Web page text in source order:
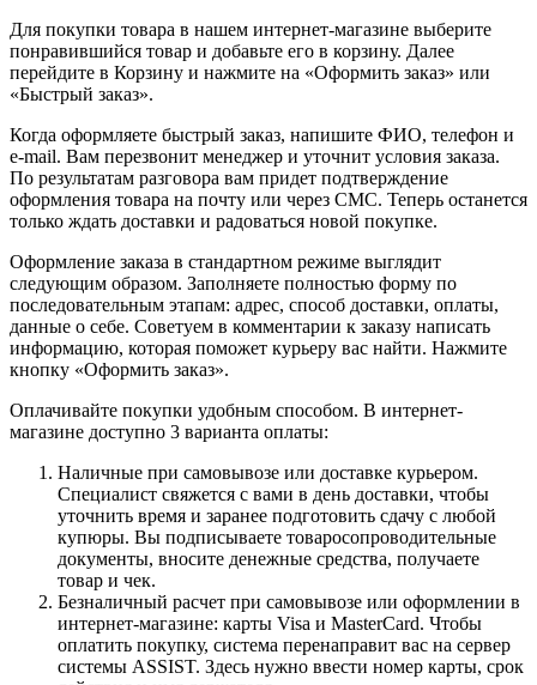
Для покупки товара в нашем интернет-магазине выберите
понравившийся товар и добавьте его в корзину. Далее
перейдите в Корзину и нажмите на «Оформить заказ» или
«Быстрый заказ».
Когда оформляете быстрый заказ, напишите ФИО, телефон и
e-mail. Вам перезвонит менеджер и уточнит условия заказа.
По результатам разговора вам придет подтверждение
оформления товара на почту или через СМС. Теперь останется
только ждать доставки и радоваться новой покупке.
Оформление заказа в стандартном режиме выглядит
следующим образом. Заполняете полностью форму по
последовательным этапам: адрес, способ доставки, оплаты,
данные о себе. Советуем в комментарии к заказу написать
информацию, которая поможет курьеру вас найти. Нажмите
кнопку «Оформить заказ».
Оплачивайте покупки удобным способом. В интернет-
магазине доступно 3 варианта оплаты:
Наличные при самовывозе или доставке курьером.
Специалист свяжется с вами в день доставки, чтобы
уточнить время и заранее подготовить сдачу с любой
купюры. Вы подписываете товаросопроводительные
документы, вносите денежные средства, получаете
товар и чек.
Безналичный расчет при самовывозе или оформлении в
интернет-магазине: карты Visa и MasterCard. Чтобы
оплатить покупку, система перенаправит вас на сервер
системы ASSIST. Здесь нужно ввести номер карты, срок